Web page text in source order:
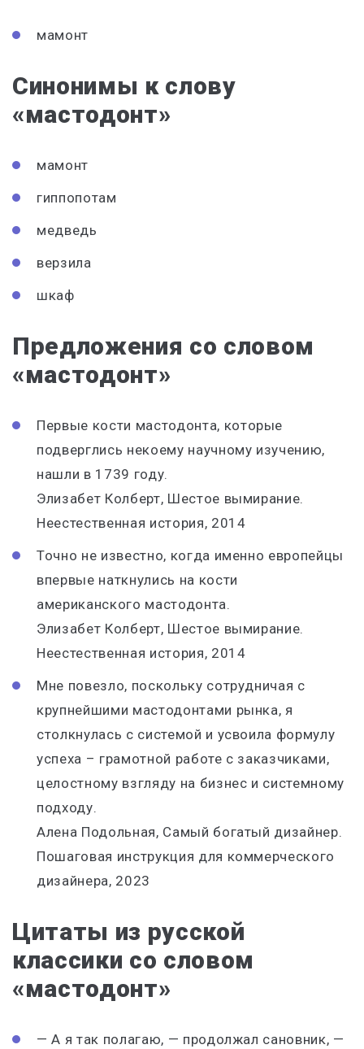
мамонт
Синонимы к слову
«мастодонт»
мамонт
гиппопотам
медведь
верзила
шкаф
Предложения со словом
«мастодонт»
Первые кости мастодонта, которые
подверглись некоему научному изучению,
нашли в 1739 году.
Элизабет Колберт, Шестое вымирание.
Неестественная история, 2014
Точно не известно, когда именно европейцы
впервые наткнулись на кости
американского мастодонта.
Элизабет Колберт, Шестое вымирание.
Неестественная история, 2014
Мне повезло, поскольку сотрудничая с
крупнейшими мастодонтами рынка, я
столкнулась с системой и усвоила формулу
успеха – грамотной работе с заказчиками,
целостному взгляду на бизнес и системному
подходу.
Алена Подольная, Самый богатый дизайнер.
Пошаговая инструкция для коммерческого
дизайнера, 2023
Цитаты из русской
классики со словом
«мастодонт»
— А я так полагаю, — продолжал сановник, —